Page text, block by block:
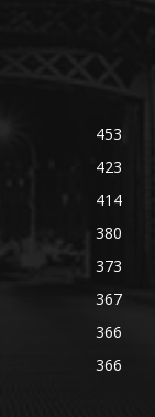
453
423
414
380
373
367
366
366